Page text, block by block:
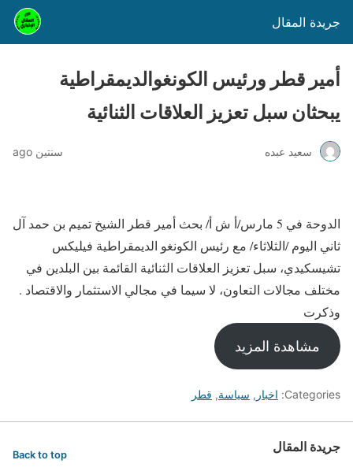
جريدة المقال
أمير قطر ورئيس الكونغوالديمقراطية
يبحثان سبل تعزيز العلاقات الثنائية
سعيد عبده سنتين ago
الدوحة في 5 مارس/أ ش أ/ بحث أمير قطر الشيخ تميم بن حمد آل
ثاني اليوم /الثلاثاء/ مع رئيس الكونغو الديمقراطية فيليكس
تشيسكيدي، سبل تعزيز العلاقات الثنائية القائمة بين البلدين في
مختلف مجالات التعاون، لا سيما في مجالي الاستثمار والاقتصاد .
وذكرت
مشاهدة المزيد
Categories: اخبار , سياسة, قطر
جريدة المقال Back to top